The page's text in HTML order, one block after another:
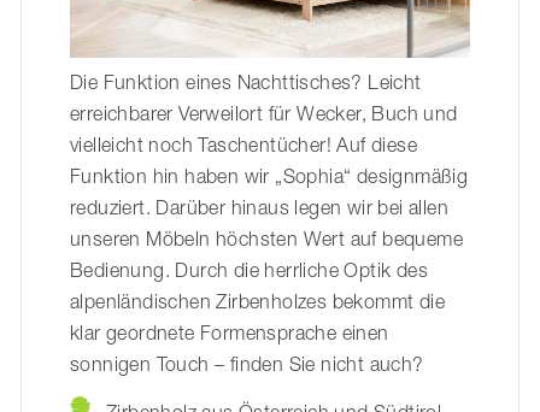
Die Funktion eines Nachttisches? Leicht
erreichbarer Verweilort für Wecker, Buch und
vielleicht noch Taschentücher! Auf diese
Funktion hin haben wir „Sophia“ designmäßig
reduziert. Darüber hinaus legen wir bei allen
unseren Möbeln höchsten Wert auf bequeme
Bedienung. Durch die herrliche Optik des
alpenländischen Zirbenholzes bekommt die
klar geordnete Formensprache einen
sonnigen Touch – finden Sie nicht auch?